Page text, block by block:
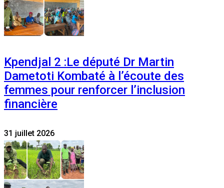
Kpendjal 2 :Le député Dr Martin
Dametoti Kombaté à l’écoute des
femmes pour renforcer l’inclusion
financière
31 juillet 2026